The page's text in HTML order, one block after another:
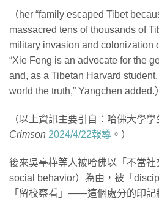
（her “family escaped Tibet
massacred tens of thousands of
military invasion and colonization
“Xie Feng is an advocate for the
and, as a Tibetan Harvard
world the truth,” Yangchen added.）
（以上資訊主要引自：哈佛大學學
Crimson 2024/4/22報導 。）
後來吳亭樺等人被哈佛以「不當
social behavior）為由，被「
「留校察看」——這個處分的印記